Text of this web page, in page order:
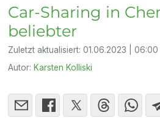
Car-Sharing in
beliebter
Zuletzt aktualisiert:01.06.2023 | 06:00
Autor: Karsten Kolliski